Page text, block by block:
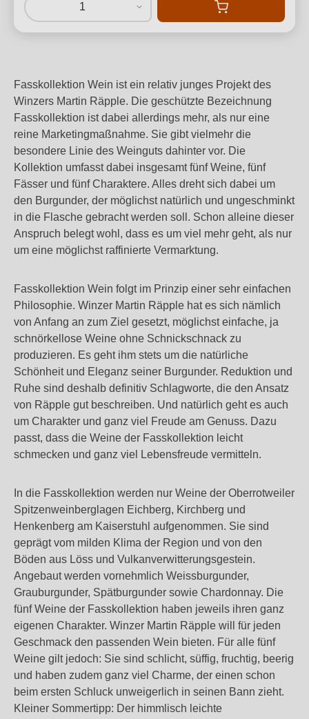
1
Fasskollektion Wein ist ein relativ junges Projekt des
Winzers Martin Räpple. Die geschützte Bezeichnung
Fasskollektion ist dabei allerdings mehr, als nur eine
reine Marketingmaßnahme. Sie gibt vielmehr die
besondere Linie des Weinguts dahinter vor. Die
Kollektion umfasst dabei insgesamt fünf Weine, fünf
Fässer und fünf Charaktere. Alles dreht sich dabei um
den Burgunder, der möglichst natürlich und ungeschminkt
in die Flasche gebracht werden soll. Schon alleine dieser
Anspruch belegt wohl, dass es um viel mehr geht, als nur
um eine möglichst raffinierte Vermarktung.
Fasskollektion Wein folgt im Prinzip einer sehr einfachen
Philosophie. Winzer Martin Räpple hat es sich nämlich
von Anfang an zum Ziel gesetzt, möglichst einfache, ja
schnörkellose Weine ohne Schnickschnack zu
produzieren. Es geht ihm stets um die natürliche
Schönheit und Eleganz seiner Burgunder. Reduktion und
Ruhe sind deshalb definitiv Schlagworte, die den Ansatz
von Räpple gut beschreiben. Und natürlich geht es auch
um Charakter und ganz viel Freude am Genuss. Dazu
passt, dass die Weine der Fasskollektion leicht
schmecken und ganz viel Lebensfreude vermitteln.
In die Fasskollektion werden nur Weine der Oberrotweiler
Spitzenweinberglagen Eichberg, Kirchberg und
Henkenberg am Kaiserstuhl aufgenommen. Sie sind
geprägt vom milden Klima der Region und von den
Böden aus Löss und Vulkanverwitterungsgestein.
Angebaut werden vornehmlich Weissburgunder,
Grauburgunder, Spätburgunder sowie Chardonnay. Die
fünf Weine der Fasskollektion haben jeweils ihren ganz
eigenen Charakter. Winzer Martin Räpple will für jeden
Geschmack den passenden Wein bieten. Für alle fünf
Weine gilt jedoch: Sie sind schlicht, süffig, fruchtig, beerig
und haben zudem ganz viel Charme, der einen schon
beim ersten Schluck unweigerlich in seinen Bann zieht.
Kleiner Sommertipp: Der himmlisch leichte